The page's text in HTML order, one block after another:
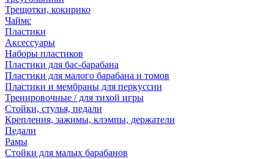
Трещотки, кокирико
Чаймс
Пластики
Аксессуары
Наборы пластиков
Пластики для бас-барабана
Пластики для малого барабана и томов
Пластики и мембраны для перкуссии
Тренировочные / для тихой игры
Стойки, стулья, педали
Крепления, зажимы, клэмпы, держатели
Педали
Рамы
Стойки для малых барабанов